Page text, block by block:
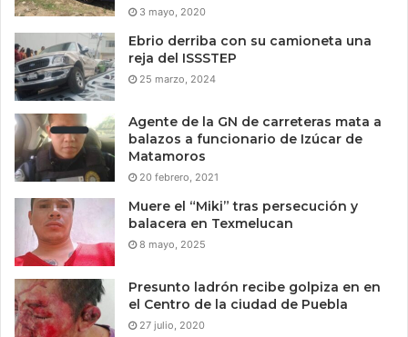
3 mayo, 2020
Ebrio derriba con su camioneta una
reja del ISSSTEP
25 marzo, 2024
Agente de la GN de carreteras mata a
balazos a funcionario de Izúcar de
Matamoros
20 febrero, 2021
Muere el “Miki” tras persecución y
balacera en Texmelucan
8 mayo, 2025
Presunto ladrón recibe golpiza en en
el Centro de la ciudad de Puebla
27 julio, 2020